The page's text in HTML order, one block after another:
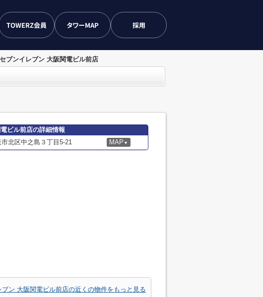
TOWERZ会員 タワーMAP 採用
セブンイレブン 大阪関電ビル前店
ビル前店の詳細情報
北区中之島３丁目5-21 MAP ▼
ブン 大阪関電ビル前店の近くの物件をもっと見る